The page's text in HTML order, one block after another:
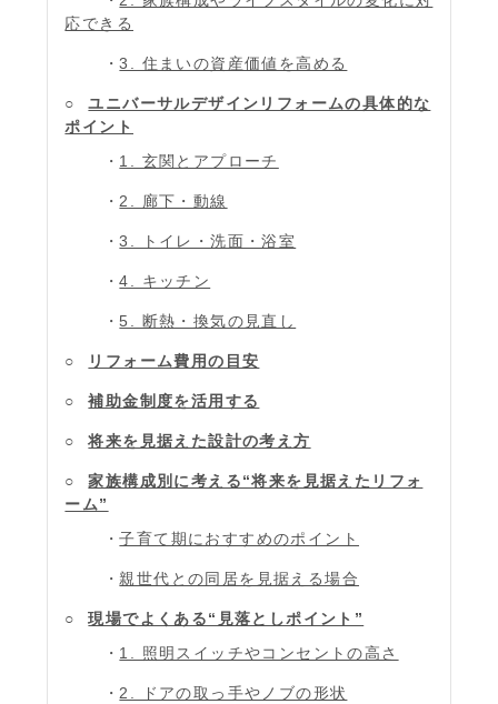
応できる
3. 住まいの資産価値を高める
ユニバーサルデザインリフォームの具体的な
ポイント
1. 玄関とアプローチ
2. 廊下・動線
3. トイレ・洗面・浴室
4. キッチン
5. 断熱・換気の見直し
リフォーム費用の目安
補助金制度を活用する
将来を見据えた設計の考え方
家族構成別に考える“将来を見据えたリフォ
ーム”
子育て期におすすめのポイント
親世代との同居を見据える場合
現場でよくある“見落としポイント”
1. 照明スイッチやコンセントの高さ
2. ドアの取っ手やノブの形状